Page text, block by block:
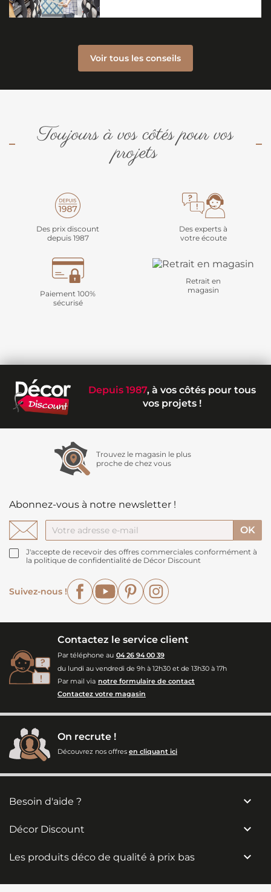
Voir tous les conseils
Toujours à vos côtés pour vos
projets
Des prix discount
depuis 1987
Des experts à
votre écoute
Paiement 100%
sécurisé
Retrait en
magasin
Depuis 1987, à vos côtés pour tous
vos projets !
Trouvez le magasin le plus
proche de chez vous
Abonnez-vous à notre newsletter !
J'accepte de recevoir des offres commerciales conformément à
la politique de confidentialité de Décor Discount
Suivez-nous !
FacebookYouTubePinterest
Contactez le service client
Par téléphone au 04 26 94 00 39
du lundi au vendredi de 9h à 12h30 et de 13h30 à 17h
Par mail via notre formulaire de contact
Contactez votre magasin
On recrute !
Découvrez nos offres en cliquant ici
Besoin d'aide ? 
Décor Discount 
Les produits déco de qualité à prix bas 